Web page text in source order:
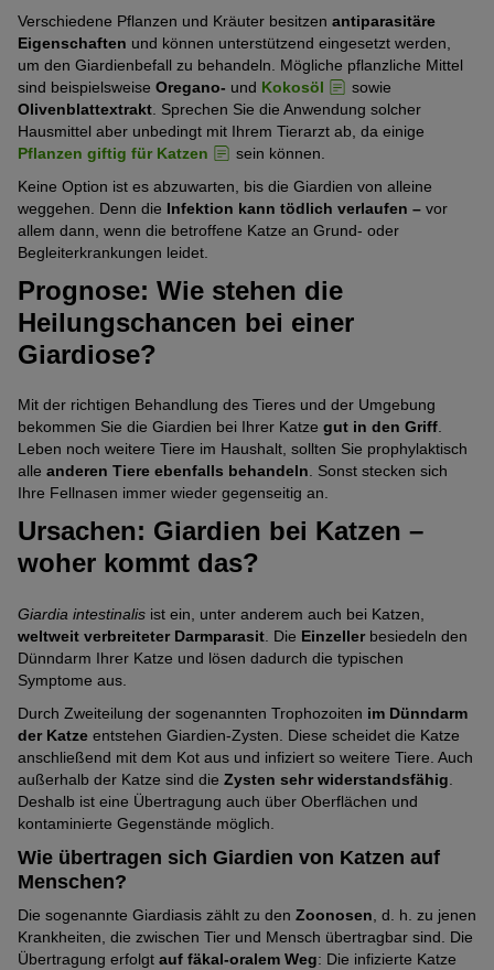
Verschiedene Pflanzen und Kräuter besitzen antiparasitäre
Eigenschaften und können unterstützend eingesetzt werden,
um den Giardienbefall zu behandeln. Mögliche pflanzliche Mittel
sind beispielsweise Oregano- und Kokosöl
sowie
Olivenblattextrakt . Sprechen Sie die Anwendung solcher
Hausmittel aber unbedingt mit Ihrem Tierarzt ab, da einige
Pflanzen giftig für Katzen
sein können.
Keine Option ist es abzuwarten, bis die Giardien von alleine
weggehen. Denn die Infektion kann tödlich verlaufen – vor
allem dann, wenn die betroffene Katze an Grund- oder
Begleiterkrankungen leidet.
Prognose: Wie stehen die
Heilungschancen bei einer
Giardiose?
Mit der richtigen Behandlung des Tieres und der Umgebung
bekommen Sie die Giardien bei Ihrer Katze gut in den Griff.
Leben noch weitere Tiere im Haushalt, sollten Sie prophylaktisch
alle anderen Tiere ebenfalls behandeln. Sonst stecken sich
Ihre Fellnasen immer wieder gegenseitig an.
Ursachen: Giardien bei Katzen –
woher kommt das?
Giardia intestinalis ist ein, unter anderem auch bei Katzen,
weltweit verbreiteter Darmparasit . Die Einzeller besiedeln den
Dünndarm Ihrer Katze und lösen dadurch die typischen
Symptome aus.
Durch Zweiteilung der sogenannten Trophozoiten im Dünndarm
der Katze entstehen Giardien-Zysten. Diese scheidet die Katze
anschließend mit dem Kot aus und infiziert so weitere Tiere. Auch
außerhalb der Katze sind die Zysten sehr widerstandsfähig
Deshalb ist eine Übertragung auch über Oberflächen und
kontaminierte Gegenstände möglich.
Wie übertragen sich Giardien von Katzen auf
Menschen?
Die sogenannte Giardiasis zählt zu den Zoonosen , d. h. zu jenen
Krankheiten, die zwischen Tier und Mensch übertragbar sind. Die
Übertragung erfolgt auf fäkal-oralem Weg: Die infizierte Katze